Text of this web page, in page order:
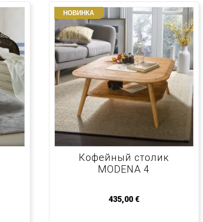
НОВИНКА
Кофейный столик
MODENA 4
435,00 €